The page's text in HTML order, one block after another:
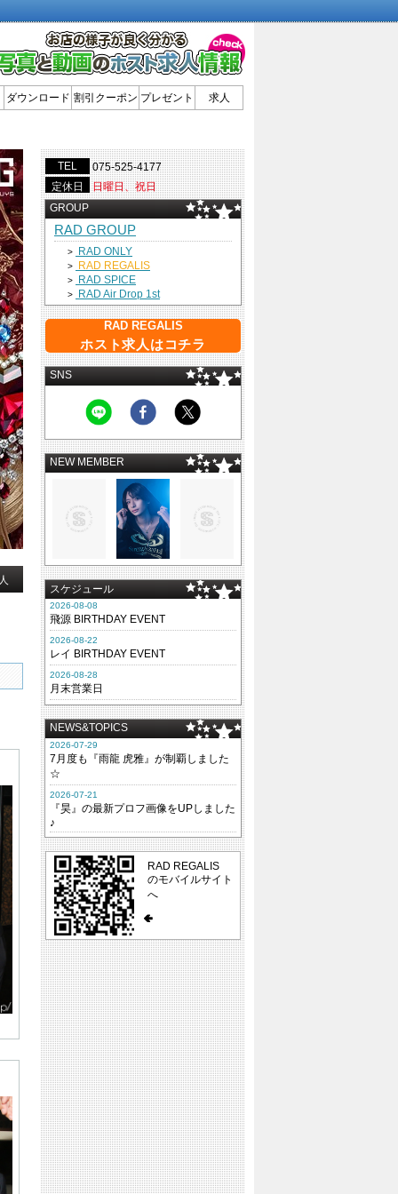
ダウンロード 割引クーポン プレゼント 求人
TEL
075-525-4177
定休日
日曜日、祝日
GROUP
RAD GROUP
> RAD ONLY
> RAD REGALIS
> RAD SPICE
> RAD Air Drop 1st
RAD REGALIS
ホスト求人はコチラ
SNS
NEW MEMBER
スケジュール
2026-08-08
飛源 BIRTHDAY EVENT
2026-08-22
レイ BIRTHDAY EVENT
2026-08-28
月末営業日
NEWS&TOPICS
2026-07-29
7月度も『雨龍 虎雅』が制覇しました
☆
2026-07-21
『昊』の最新プロフ画像をUPしました
♪
RAD REGALIS
のモバイルサイト
へ